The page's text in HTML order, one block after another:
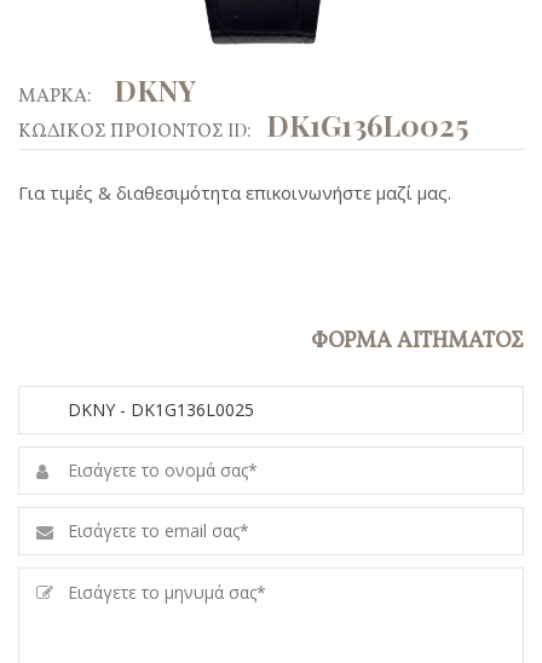
ΜΑΡΚΑ: DKNY
ΚΩΔΙΚΟΣ ΠΡΟΙΟΝΤΟΣ ID: DK1G136L0025
Για τιμές & διαθεσιμότητα επικοινωνήστε μαζί μας.
ΦΟΡΜΑ ΑΙΤΗΜΑΤΟΣ